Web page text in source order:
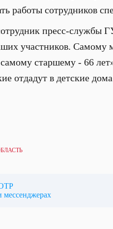
работы сотрудников
пресс-
участников.
старшему - 66
отдадут в детские
мессенджерах